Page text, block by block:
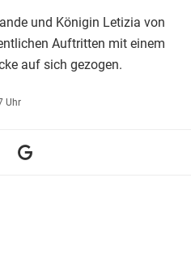
und Königin Letizia von
Auftritten mit einem
auf sich gezogen.
Uhr